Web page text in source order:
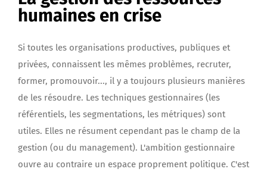
humaines en crise
Si toutes les organisations productives, publiques et
privées, connaissent les mêmes problèmes, recruter,
former, promouvoir..., il y a toujours plusieurs manières
de les résoudre. Les techniques gestionnaires (les
référentiels, les segmentations, les métriques) sont
utiles. Elles ne résument cependant pas le champ de la
gestion (ou du management). L'ambition gestionnaire
ouvre au contraire un espace proprement politique. C'est